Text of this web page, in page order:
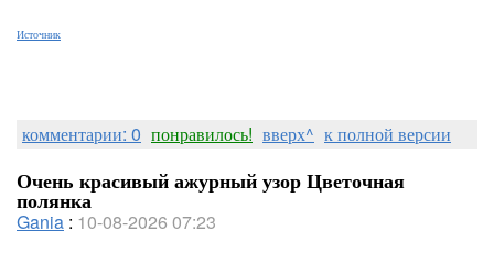
Источник
комментарии: 0 понравилось! вверх^ к полной версии
Очень красивый ажурный узор Цветочная
полянка
Gania : 10-08-2026 07:23